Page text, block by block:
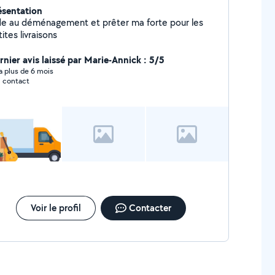
au déménagement et prêter ma forte pour les
livraisons
avis laissé par Marie-Annick : 5/5
plus de 6 mois
contact
Voir le profil Contacter